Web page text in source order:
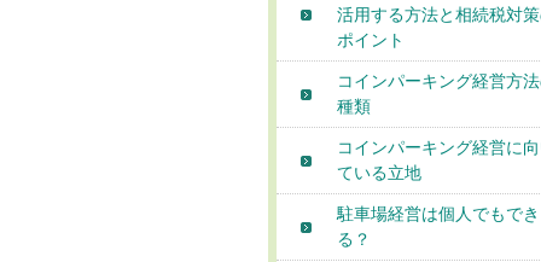
活用する方法と相続税対
ポイント
コインパーキング経営方
種類
コインパーキング経営に
ている立地
駐車場経営は個人でもでき
る？